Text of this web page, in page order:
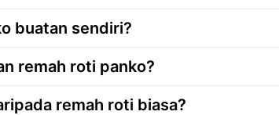
buatan sendiri?
remah roti panko?
remah roti biasa?